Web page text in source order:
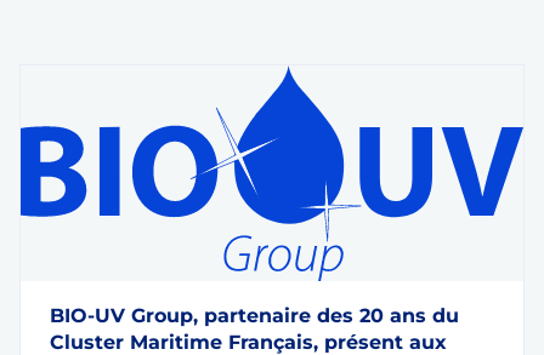
BIO-UV Group, partenaire des 20 ans du
Cluster Maritime Français, présent aux